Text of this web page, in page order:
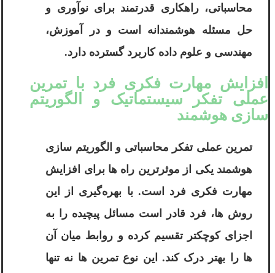
محاسباتی، راهکاری قدرتمند برای نوآوری و
حل مسئله هوشمندانه است و در آموزش،
مهندسی و علوم داده کاربرد گسترده دارد.
افزایش مهارت فکری فرد با تمرین
عملی تفکر سیستماتیک و الگوریتم
‌سازی هوشمند
تمرین عملی تفکر محاسباتی و الگوریتم‌ سازی
هوشمند یکی از موثرترین راه ‌ها برای افزایش
مهارت فکری فرد است. با بهره‌گیری از این
روش ‌ها، فرد قادر است مسائل پیچیده را به
اجزای کوچکتر تقسیم کرده و روابط میان آن
‌ها را بهتر درک کند. این نوع تمرین ‌ها نه تنها